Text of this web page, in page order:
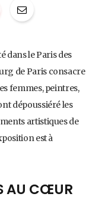
dans le Paris des
de Paris consacre
femmes, peintres,
dépoussiéré les
artistiques de
est à
AU CŒUR